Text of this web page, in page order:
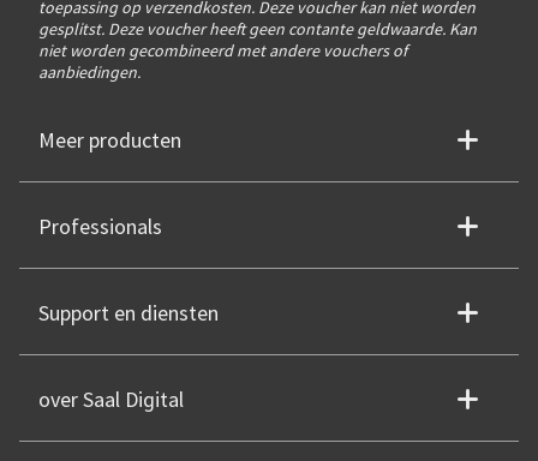
toepassing op verzendkosten. Deze voucher kan niet worden
gesplitst. Deze voucher heeft geen contante geldwaarde. Kan
niet worden gecombineerd met andere vouchers of
aanbiedingen.
Meer producten
Professionals
Support en diensten
over Saal Digital